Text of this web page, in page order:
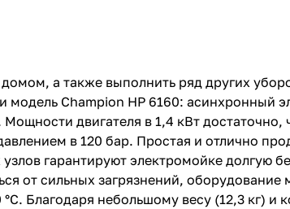
а также выполнить ряд других
Champion НР 6160: асинхронный
двигателя в 1,4 кВт достаточно,
в 120 бар. Простая и отлично
гарантируют электромойке долгую
от сильных загрязнений,
Благодаря небольшому весу (12,3 кг) и
раз в 2 недели